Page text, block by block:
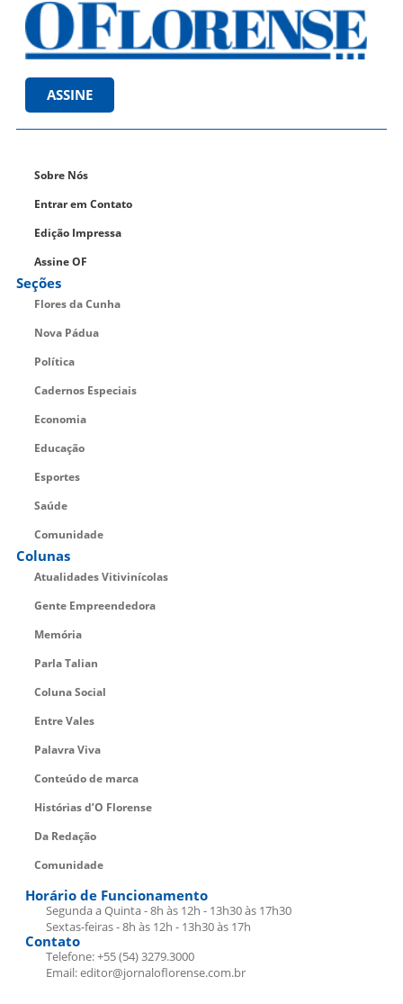
ASSINE
Sobre Nós
Entrar em Contato
Edição Impressa
Assine OF
Seções
Flores da Cunha
Nova Pádua
Política
Cadernos Especiais
Economia
Educação
Esportes
Saúde
Comunidade
Colunas
Atualidades Vitivinícolas
Gente Empreendedora
Memória
Parla Talian
Coluna Social
Entre Vales
Palavra Viva
Conteúdo de marca
Histórias d’O Florense
Da Redação
Comunidade
Horário de Funcionamento
Segunda a Quinta - 8h às 12h - 13h30 às 17h30
Sextas-feiras - 8h às 12h - 13h30 às 17h
Contato
Telefone: +55 (54) 3279.3000
Email: editor@jornaloflorense.com.br